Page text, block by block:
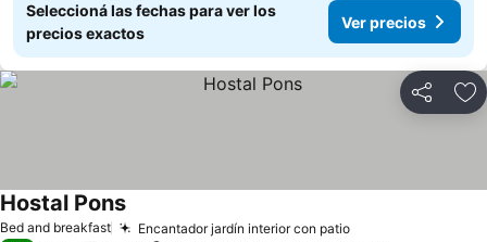
Seleccioná las fechas para ver los
precios exactos
Ver precios
Compartir
Bed and breakfast Encantador jardín interior con patio
Hostal Pons